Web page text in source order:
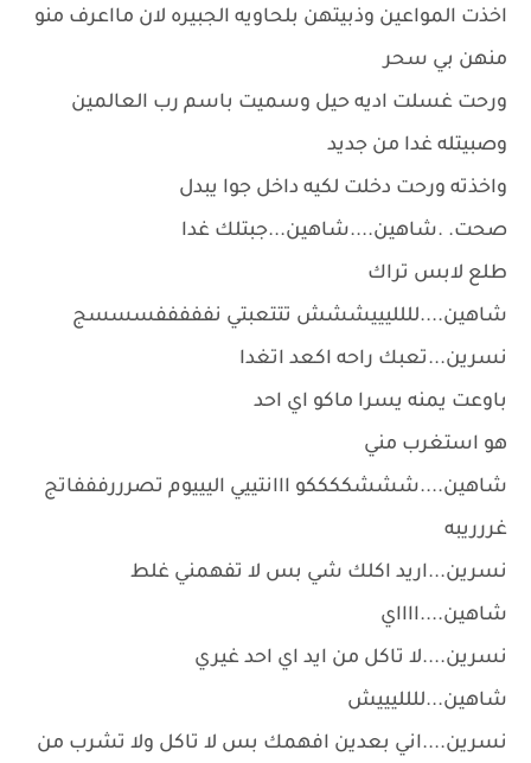
اخذت المواعين وذبيتهن بلحاويه الجبيره لان مااعرف منو
منهن بي سحر
ورحت غسلت اديه حيل وسميت باسم رب العالمين
وصبيتله غدا من جديد
واخذته ورحت دخلت لكيه داخل جوا يبدل
صحت. .شاهين....شاهين...جبتلك غدا
طلع لابس تراك
شاهين....لللليييششش تتتعبتي نفففففسسسج
نسرين...تعبك راحه اكعد اتغدا
باوعت يمنه يسرا ماكو اي احد
هو استغرب مني
شاهين....شششككككو ااانتييي اليييوم تصرررفففاتج
غررريبه
نسرين...اريد اكلك شي بس لا تفهمني غلط
شاهين....ااااي
نسرين....لا تاكل من ايد اي احد غيري
شاهين...لللليييش
نسرين....اني بعدين افهمك بس لا تاكل ولا تشرب من